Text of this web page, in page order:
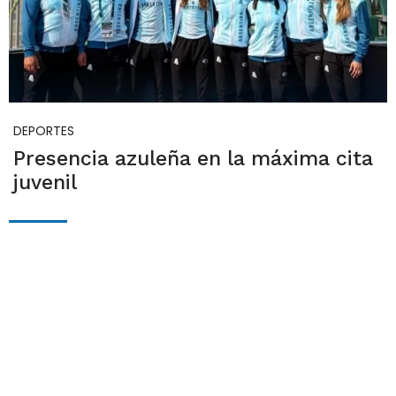
DEPORTES
Presencia azuleña en la máxima cita
juvenil